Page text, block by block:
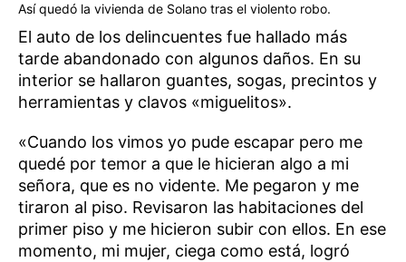
Así quedó la vivienda de Solano tras el violento robo.
El auto de los delincuentes fue hallado más
tarde abandonado con algunos daños. En su
interior se hallaron guantes, sogas, precintos y
herramientas y clavos «miguelitos».
«Cuando los vimos yo pude escapar pero me
quedé por temor a que le hicieran algo a mi
señora, que es no vidente. Me pegaron y me
tiraron al piso. Revisaron las habitaciones del
primer piso y me hicieron subir con ellos. En ese
momento, mi mujer, ciega como está, logró